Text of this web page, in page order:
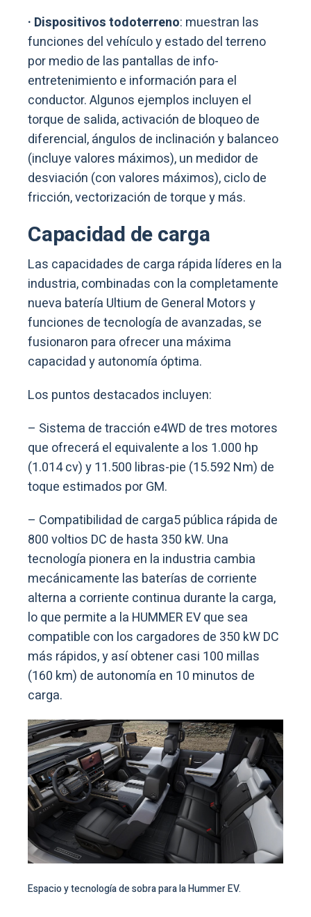
· Dispositivos todoterreno: muestran las
funciones del vehículo y estado del terreno
por medio de las pantallas de info-
entretenimiento e información para el
conductor. Algunos ejemplos incluyen el
torque de salida, activación de bloqueo de
diferencial, ángulos de inclinación y balanceo
(incluye valores máximos), un medidor de
desviación (con valores máximos), ciclo de
fricción, vectorización de torque y más.
Capacidad de carga
Las capacidades de carga rápida líderes en la
industria, combinadas con la completamente
nueva batería Ultium de General Motors y
funciones de tecnología de avanzadas, se
fusionaron para ofrecer una máxima
capacidad y autonomía óptima.
Los puntos destacados incluyen:
– Sistema de tracción e4WD de tres motores
que ofrecerá el equivalente a los 1.000 hp
(1.014 cv) y 11.500 libras-pie (15.592 Nm) de
toque estimados por GM.
– Compatibilidad de carga5 pública rápida de
800 voltios DC de hasta 350 kW. Una
tecnología pionera en la industria cambia
mecánicamente las baterías de corriente
alterna a corriente continua durante la carga,
lo que permite a la HUMMER EV que sea
compatible con los cargadores de 350 kW DC
más rápidos, y así obtener casi 100 millas
(160 km) de autonomía en 10 minutos de
carga.
Espacio y tecnología de sobra para la Hummer EV.